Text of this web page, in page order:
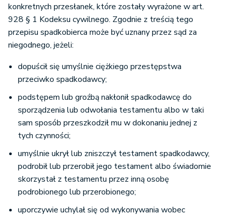
konkretnych przesłanek, które zostały wyrażone w art.
928 § 1 Kodeksu cywilnego. Zgodnie z treścią tego
przepisu spadkobierca może być uznany przez sąd za
niegodnego, jeżeli:
dopuścił się umyślnie ciężkiego przestępstwa
przeciwko spadkodawcy;
podstępem lub groźbą nakłonił spadkodawcę do
sporządzenia lub odwołania testamentu albo w taki
sam sposób przeszkodził mu w dokonaniu jednej z
tych czynności;
umyślnie ukrył lub zniszczył testament spadkodawcy,
podrobił lub przerobił jego testament albo świadomie
skorzystał z testamentu przez inną osobę
podrobionego lub przerobionego;
uporczywie uchylał się od wykonywania wobec